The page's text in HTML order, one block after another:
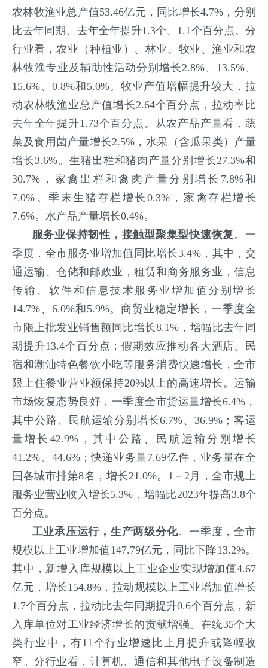
农林牧渔业总产值53.46亿元，同比增长4.7%，分别
比去年同期、去年全年提升1.3个、1.1个百分点。分
行业看，农业（种植业）、林业、牧业、渔业和农
林牧渔专业及辅助性活动分别增长2.8%、13.5%、
15.6%、0.8%和5.0%。牧业产值增幅提升较大，拉
动农林牧渔业总产值增长2.64个百分点，拉动率比
去年全年提升1.73个百分点。从农产品产量看，蔬
菜及食用菌产量增长2.5%，水果（含瓜果类）产量
增长3.6%。生猪出栏和猪肉产量分别增长27.3%和
30.7%，家禽出栏和禽肉产量分别增长7.8%和
7.0%。季末生猪存栏增长0.3%，家禽存栏增长
7.6%。水产品产量增长0.4%。
服务业保持韧性，接触型聚集型快速恢复。一
季度，全市服务业增加值同比增长3.4%，其中，交
通运输、仓储和邮政业，租赁和商务服务业，信息
传输、软件和信息技术服务业增加值分别增长
14.7%、6.0%和5.9%。商贸业稳定增长，一季度全
市限上批发业销售额同比增长8.1%，增幅比去年同
期提升13.4个百分点；假期效应推动各大酒店、民
宿和潮汕特色餐饮小吃等服务消费快速增长，全市
限上住餐业营业额保持20%以上的高速增长。运输
市场恢复态势良好，一季度全市货运量增长6.4%，
其中公路、民航运输分别增长6.7%、36.9%；客运
量增长42.9%，其中公路、民航运输分别增长
41.2%、44.6%；快递业务量7.69亿件，业务量在全
国各城市排第8名，增长21.0%。1－2月，全市规上
服务业营业收入增长5.3%，增幅比2023年提高3.8个
百分点。
工业承压运行，生产两级分化。一季度，全市
规模以上工业增加值147.79亿元，同比下降13.2%。
其中，新增入库规模以上工业企业实现增加值4.67
亿元，增长154.8%，拉动规模以上工业增加值增长
1.7个百分点，拉动比去年同期提升0.6个百分点，新
入库单位对工业经济增长的贡献增强。在统35个大
类行业中，有11个行业增速比上月提升或降幅收
窄。分行业看，计算机、通信和其他电子设备制造